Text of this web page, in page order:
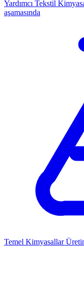
Yardımcı Tekstil
aşamasında
Temel Kimyasallar